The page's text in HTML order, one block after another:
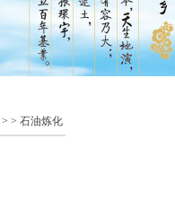
> > 石油炼化